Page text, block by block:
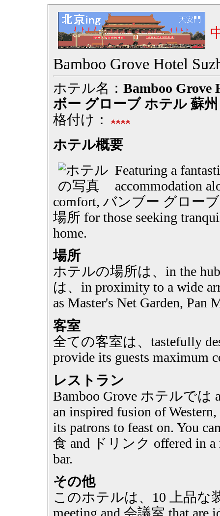
Bamboo Grove Hotel
ホテル名： Bamboo Grove
ボー グローブ ホテル 蘇州
格付け：
ホテル概要
Featuring a
accommodation
comfort, バンブー グロー
場所 for those seeking
home.
場所
ホテルの場所は、in the
は、in proximity to a wide
as Master's Net Garden, Pan
客室
全ての客室は、tastefully
provide its guests maximum
レストラン
Bamboo Grove ホテルでは
an inspired fusion of
its patrons to feast on. You
食 and ドリンク offered in a
bar.
その他
このホテルは、10 上品な
meeting and 会議室 that are